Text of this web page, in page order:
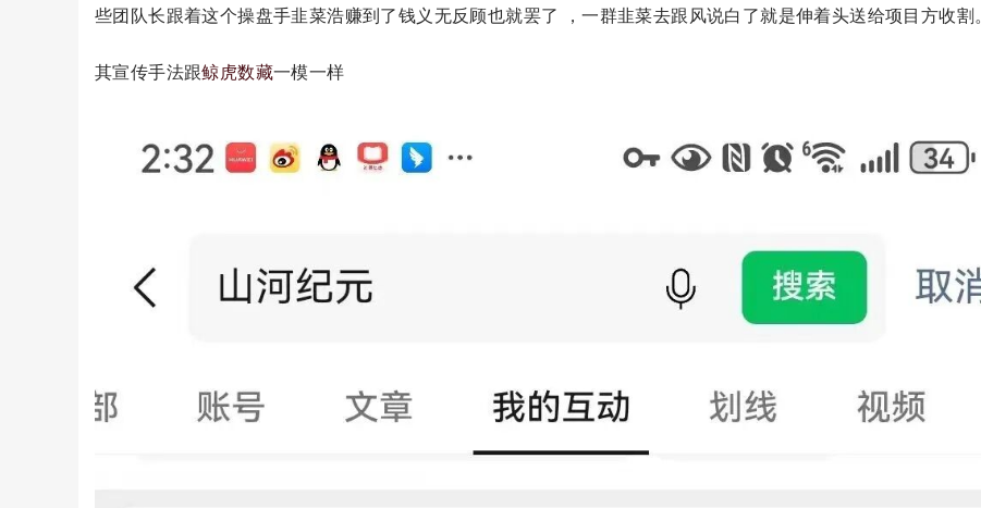
些团队长跟着这个操盘手韭菜浩赚到了钱义无反顾也就罢了 ，一群韭菜去跟风说白了就是伸着头送给项目方收割。
其宣传手法跟鲸虎数藏一模一样